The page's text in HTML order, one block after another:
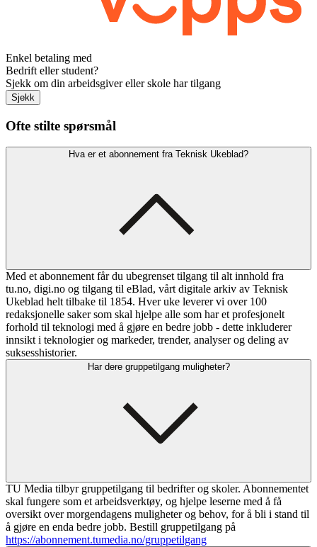
Enkel betaling med
Bedrift eller student?
Sjekk om din arbeidsgiver eller skole har tilgang
Sjekk
Ofte stilte spørsmål
Hva er et abonnement fra Teknisk Ukeblad?
Med et abonnement får du ubegrenset tilgang til alt innhold fra
tu.no, digi.no og tilgang til eBlad, vårt digitale arkiv av Teknisk
Ukeblad helt tilbake til 1854. Hver uke leverer vi over 100
redaksjonelle saker som skal hjelpe alle som har et profesjonelt
forhold til teknologi med å gjøre en bedre jobb - dette inkluderer
innsikt i teknologier og markeder, trender, analyser og deling av
suksesshistorier.
Har dere gruppetilgang muligheter?
TU Media tilbyr gruppetilgang til bedrifter og skoler. Abonnementet
skal fungere som et arbeidsverktøy, og hjelpe leserne med å få
oversikt over morgendagens muligheter og behov, for å bli i stand til
å gjøre en enda bedre jobb. Bestill gruppetilgang på
https://abonnement.tumedia.no/gruppetilgang